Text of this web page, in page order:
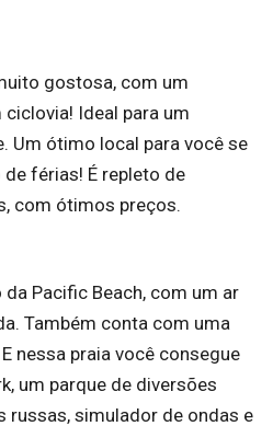
gostosa, com um
Ideal para um
Um ótimo local para você se
férias! É repleto de
com ótimos preços.
Pacific Beach, com um ar
Também conta com uma
nessa praia você consegue
um parque de diversões
russas, simulador de ondas e